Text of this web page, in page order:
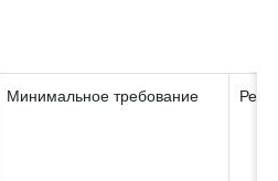
Минимальное требование